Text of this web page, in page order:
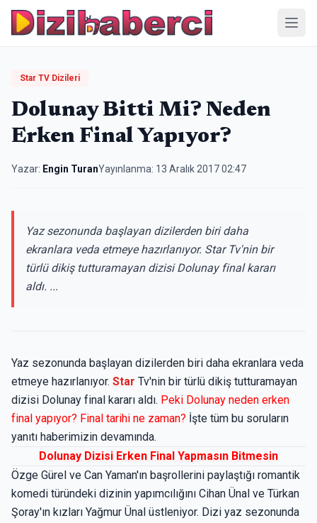
Star TV Dizileri
Dolunay Bitti Mi? Neden
Erken Final Yapıyor?
Yazar: Engin TuranYayınlanma: 13 Aralık 2017 02:47
Yaz sezonunda başlayan dizilerden biri daha
ekranlara veda etmeye hazırlanıyor. Star Tv'nin bir
türlü dikiş tutturamayan dizisi Dolunay final kararı
aldı. ...
Yaz sezonunda başlayan dizilerden biri daha ekranlara veda
etmeye hazırlanıyor. Star Tv'nin bir türlü dikiş tutturamayan
dizisi Dolunay final kararı aldı. Peki Dolunay neden erken
final yapıyor? Final tarihi ne zaman? İşte tüm bu soruların
yanıtı haberimizin devamında.
Dolunay Dizisi Erken Final Yapmasın Bitmesin
Özge Gürel ve Can Yaman'ın başrollerini paylaştığı romantik
komedi türündeki dizinin yapımcılığını Cihan Ünal ve Türkan
Şoray'ın kızları Yağmur Ünal üstleniyor. Dizi yaz sezonunda